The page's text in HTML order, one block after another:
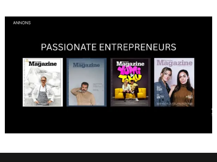
F45 Training med partners som bland annat Mark Wahlberg och